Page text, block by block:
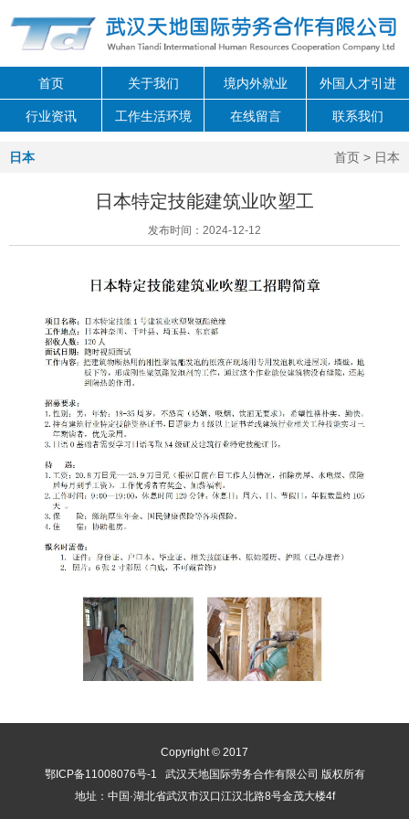
首页 关于我们 境内外就业 外国人才引进
行业资讯 工作生活环境 在线留言 联系我们
日本 首页 > 日本
日本特定技能建筑业吹塑工
发布时间：2024-12-12
Copyright © 2017
鄂ICP备11008076号-1
武汉天地国际劳务合作有限公司 版权所有
地址：中国·湖北省武汉市汉口江汉北路8号金茂大楼4f